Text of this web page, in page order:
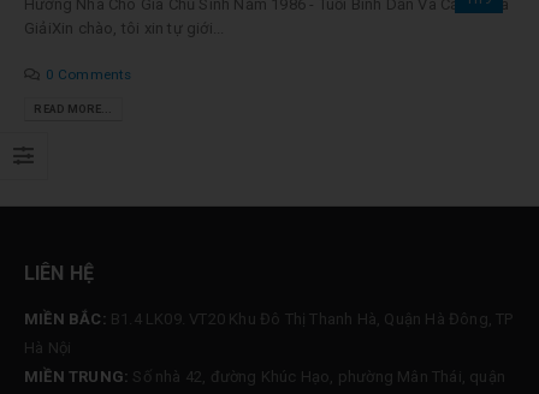
Hướng Nhà Cho Gia Chủ Sinh Năm 1986 - Tuổi Bính Dần Và Cách Hóa
GiảiXin chào, tôi xin tự giới...
0 Comments
READ MORE...
LIÊN HỆ
MIỀN BẮC: B1.4 LK09. VT20 Khu Đô Thị Thanh Hà, Quận Hà Đông, TP
Hà Nội
MIỀN TRUNG: Số nhà 42, đường Khúc Hạo, phường Mân Thái, quận